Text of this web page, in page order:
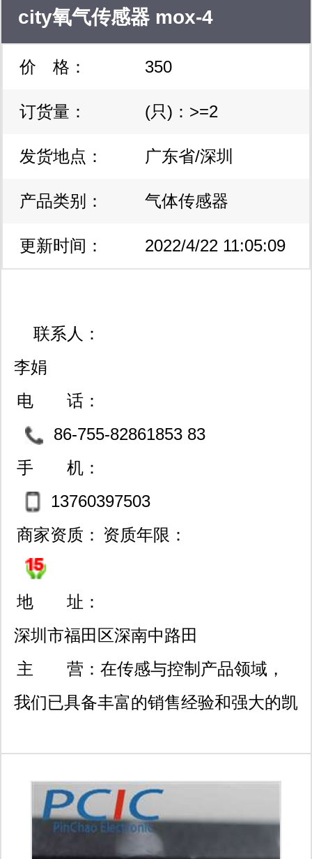
city氧气传感器 mox-4
价 格： 350
订货量： (只)：>=2
发货地点： 广东省/深圳
产品类别： 气体传感器
更新时间： 2022/4/22 11:05:09
联系人：
李娟
电 话：
86-755-82861853 83
996702 83017431
手 机：
13760397503
商家资质： 资质年限：
地 址：
深圳市福田区深南中路田
面花园17栋802室/柜台新
亚洲电子商城1期
主 营： 在传感与控制产品领域，
我们已具备丰富的销售经验和强大的凯
提供的传感器覆盖面极为广泛：包括美
国honeywell霍尼韦尔压力、触力、红